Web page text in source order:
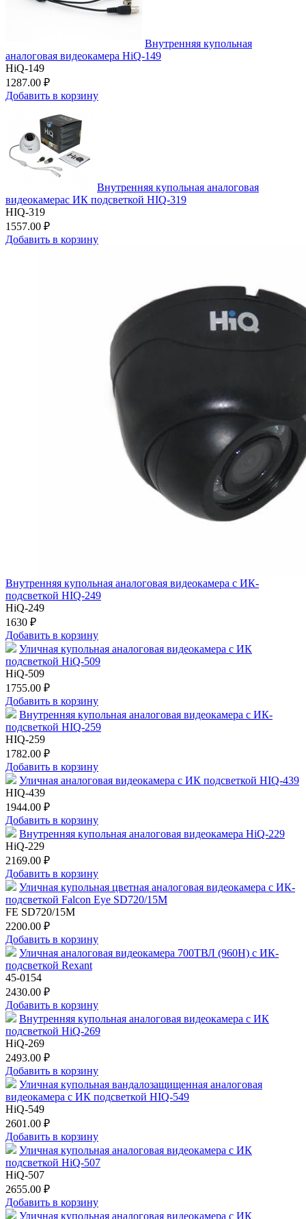
Внутренняя купольная
аналоговая видеокамера HiQ-149
HiQ-149
1287.00 ₽
Добавить в корзину
Внутренняя купольная аналоговая
видеокамерас ИК подсветкой HIQ-319
HIQ-319
1557.00 ₽
Добавить в корзину
Внутренняя купольная аналоговая видеокамера с ИК-
подсветкой HIQ-249
HiQ-249
1630 ₽
Добавить в корзину
Уличная купольная аналоговая видеокамера с ИК
подсветкой HiQ-509
HiQ-509
1755.00 ₽
Добавить в корзину
Внутренняя купольная аналоговая видеокамера с ИК-
подсветкой HIQ-259
HIQ-259
1782.00 ₽
Добавить в корзину
Уличная аналоговая видеокамера с ИК подсветкой HIQ-439
HIQ-439
1944.00 ₽
Добавить в корзину
Внутренняя купольная аналоговая видеокамера HiQ-229
HiQ-229
2169.00 ₽
Добавить в корзину
Уличная купольная цветная аналоговая видеокамера с ИК-
подсветкой Falcon Eye SD720/15M
FE SD720/15M
2200.00 ₽
Добавить в корзину
Уличная аналоговая видеокамера 700ТВЛ (960H) с ИК-
подсветкой Rexant
45-0154
2430.00 ₽
Добавить в корзину
Внутренняя купольная аналоговая видеокамера с ИК
подсветкой HiQ-269
HiQ-269
2493.00 ₽
Добавить в корзину
Уличная купольная вандалозащищенная аналоговая
видеокамера с ИК подсветкой HIQ-549
HiQ-549
2601.00 ₽
Добавить в корзину
Уличная купольная аналоговая видеокамера с ИК
подсветкой HiQ-507
HiQ-507
2655.00 ₽
Добавить в корзину
Уличная купольная аналоговая видеокамера с ИК